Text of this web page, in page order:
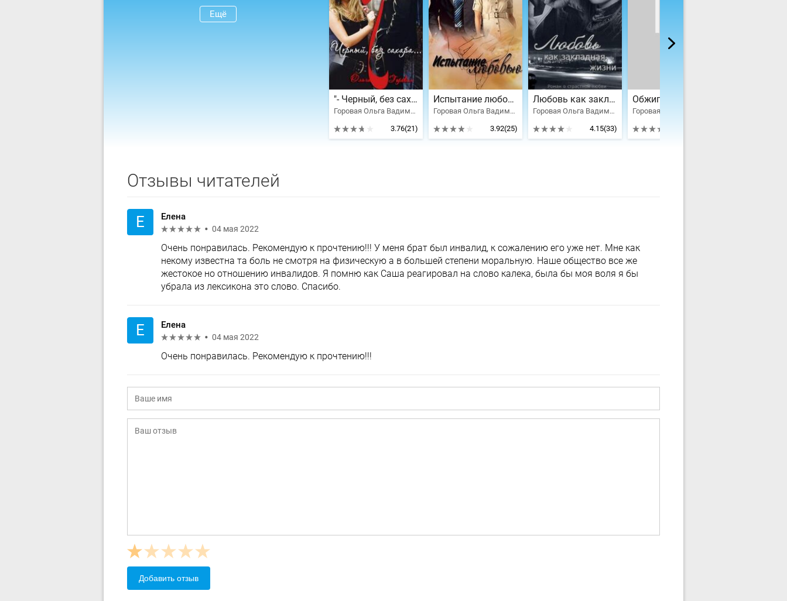
Ещё
"- Черный, без сахара…"
Горовая Ольга Вадимовна
3.76(21)
Испытание любовью
Горовая Ольга Вадимовна
3.92(25)
Любовь как закладная жизни
Горовая Ольга Вадимовна
4.15(33)
Отзывы читателей
Е Елена
04 мая 2022
Очень понравилась. Рекомендую к прочтению!!! У меня брат был инвалид, к сожалению его уже нет. Мне как
некому известна та боль не смотря на физическую а в большей степени моральную. Наше общество все же
жестокое но отношению инвалидов. Я помню как Саша реагировал на слово калека, была бы моя воля я бы
убрала из лексикона это слово. Спасибо.
Е Елена
04 мая 2022
Очень понравилась. Рекомендую к прочтению!!!
Добавить отзыв